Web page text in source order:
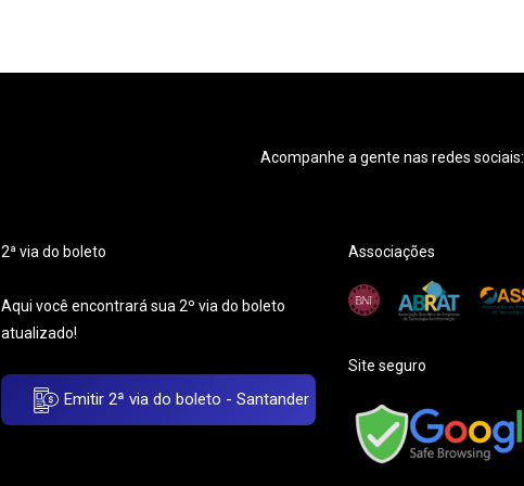
Acompanhe a gente nas redes sociais:
2ª via do boleto
Aqui você encontrará sua 2º via do boleto
atualizado!
Emitir 2ª via do boleto - Santander
Associações
Site seguro